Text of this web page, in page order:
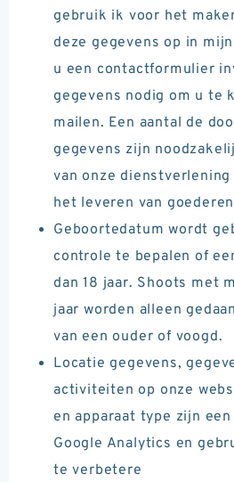
gebruik ik voor het
deze gegevens op in
u een contactformulier
gegevens nodig om u te
mailen. Een aantal de
gegevens zijn
van onze
het leveren van
Geboortedatum wordt
controle te bepalen of
dan 18 jaar. Shoots met
jaar worden alleen
van een ouder of voogd.
Locatie gegevens,
activiteiten op onze
en apparaat type zijn
Google Analytics en
te verbetere